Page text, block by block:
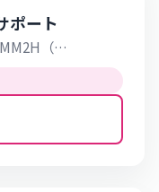
ポート
（…